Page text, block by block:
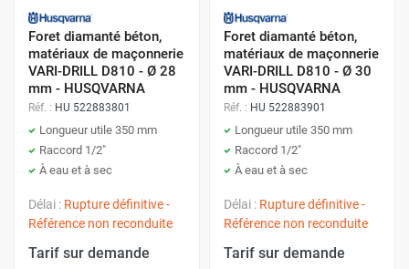
Foret diamanté béton,
matériaux de maçonnerie
VARI-DRILL D810 - Ø 28
mm - HUSQVARNA
Réf. : HU 522883801
Longueur utile 350 mm
Raccord 1/2"
À eau et à sec
Délai : Rupture définitive -
Référence non reconduite
Tarif sur demande
Foret diamanté béton,
matériaux de maçonnerie
VARI-DRILL D810 - Ø 30
mm - HUSQVARNA
Réf. : HU 522883901
Longueur utile 350 mm
Raccord 1/2"
À eau et à sec
Délai : Rupture définitive -
Référence non reconduite
Tarif sur demande